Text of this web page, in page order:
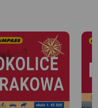
ale ich stan też
gdzie lokatorzy
tylko z dworami i
czasu spędziłem na
wśród pól i
był bardzo
pola uprawne.
nie było. Było